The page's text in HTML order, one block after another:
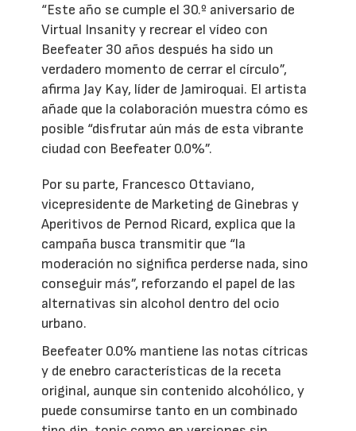
“Este año se cumple el 30.º aniversario de
Virtual Insanity y recrear el vídeo con
Beefeater 30 años después ha sido un
verdadero momento de cerrar el círculo”,
afirma Jay Kay, líder de Jamiroquai. El artista
añade que la colaboración muestra cómo es
posible “disfrutar aún más de esta vibrante
ciudad con Beefeater 0.0%”.
Por su parte, Francesco Ottaviano,
vicepresidente de Marketing de Ginebras y
Aperitivos de Pernod Ricard, explica que la
campaña busca transmitir que “la
moderación no significa perderse nada, sino
conseguir más”, reforzando el papel de las
alternativas sin alcohol dentro del ocio
urbano.
Beefeater 0.0% mantiene las notas cítricas
y de enebro características de la receta
original, aunque sin contenido alcohólico, y
puede consumirse tanto en un combinado